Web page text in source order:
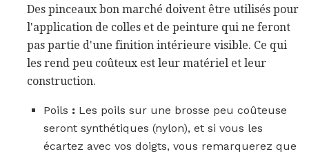
Des pinceaux bon marché doivent être utilisés pour
l'application de colles et de peinture qui ne feront
pas partie d'une finition intérieure visible. Ce qui
les rend peu coûteux est leur matériel et leur
construction.
Poils : Les poils sur une brosse peu coûteuse
seront synthétiques (nylon), et si vous les
écartez avec vos doigts, vous remarquerez que